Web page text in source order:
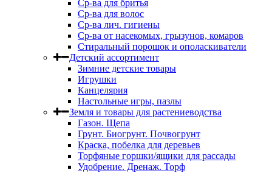
Ср-ва для бритья
Ср-ва для волос
Ср-ва лич. гигиены
Ср-ва от насекомых, грызунов, комаров
Стиральный порошок и ополаскиватели
Детский ассортимент
Зимние детские товары
Игрушки
Канцелярия
Настольные игры, пазлы
Земля и товары для растениеводства
Газон. Щепа
Грунт. Биогрунт. Почвогрунт
Краска, побелка для деревьев
Торфяные горшки/ящики для рассады
Удобрение. Дренаж. Торф